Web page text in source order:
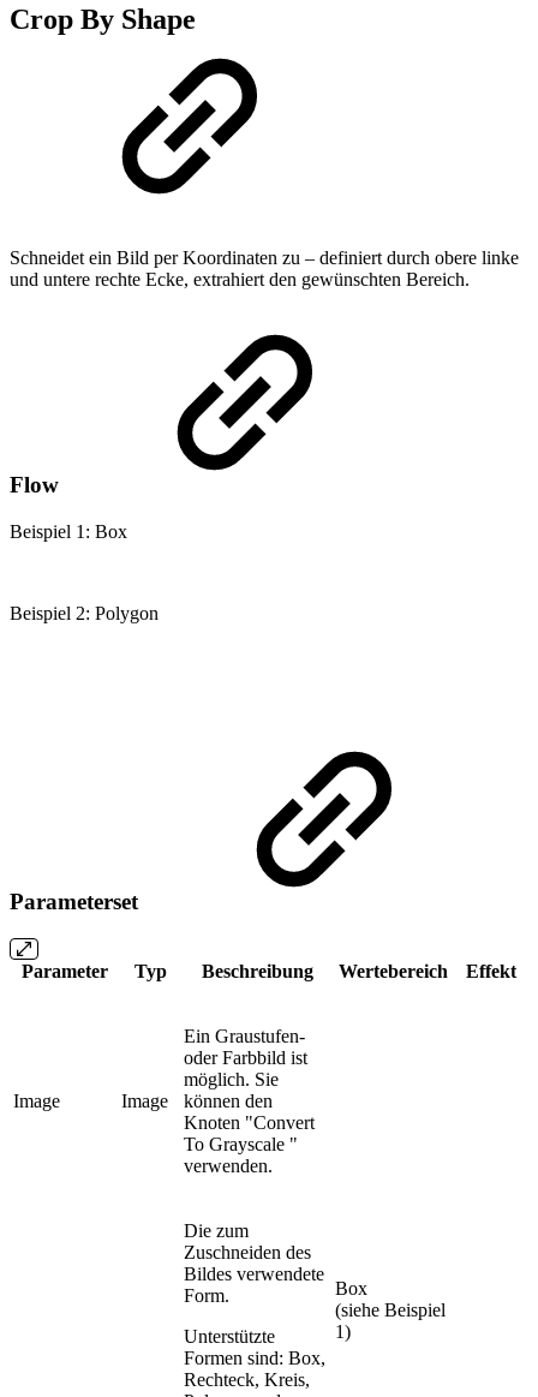
Crop By Shape
Schneidet ein Bild per Koordinaten zu – definiert durch obere linke
und untere rechte Ecke, extrahiert den gewünschten Bereich.
Flow
Beispiel 1: Box
Beispiel 2: Polygon
Parameterset
Parameter Typ Beschreibung Wertebereich Effekt
Image Image
Ein Graustufen-
oder Farbbild ist
möglich. Sie
können den
Knoten "Convert
To Grayscale "
verwenden.
Die zum
Zuschneiden des
Bildes verwendete
Form.
Unterstützte
Formen sind: Box,
Rechteck, Kreis,
Box
(siehe Beispiel
1)